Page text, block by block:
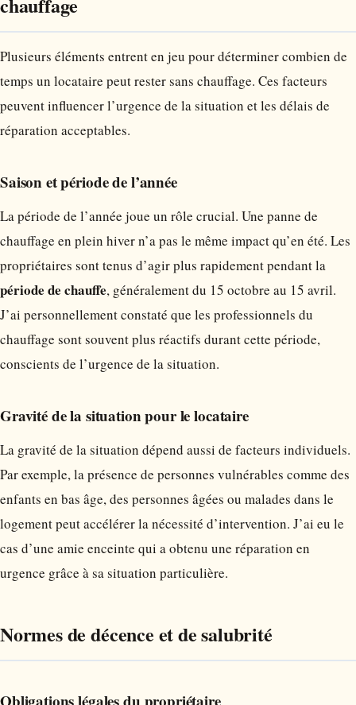
Plusieurs éléments entrent en jeu pour déterminer combien de
temps un locataire peut rester sans chauffage. Ces facteurs
peuvent influencer l’urgence de la situation et les délais de
réparation acceptables.
Saison et période de l’année
La période de l’année joue un rôle crucial. Une panne de
chauffage en plein hiver n’a pas le même impact qu’en été. Les
propriétaires sont tenus d’agir plus rapidement pendant la
période de chauffe, généralement du 15 octobre au 15 avril.
J’ai personnellement constaté que les professionnels du
chauffage sont souvent plus réactifs durant cette période,
conscients de l’urgence de la situation.
Gravité de la situation pour le locataire
La gravité de la situation dépend aussi de facteurs individuels.
Par exemple, la présence de personnes vulnérables comme des
enfants en bas âge, des personnes âgées ou malades dans le
logement peut accélérer la nécessité d’intervention. J’ai eu le
cas d’une amie enceinte qui a obtenu une réparation en
urgence grâce à sa situation particulière.
Normes de décence et de salubrité
Obligations légales du propriétaire